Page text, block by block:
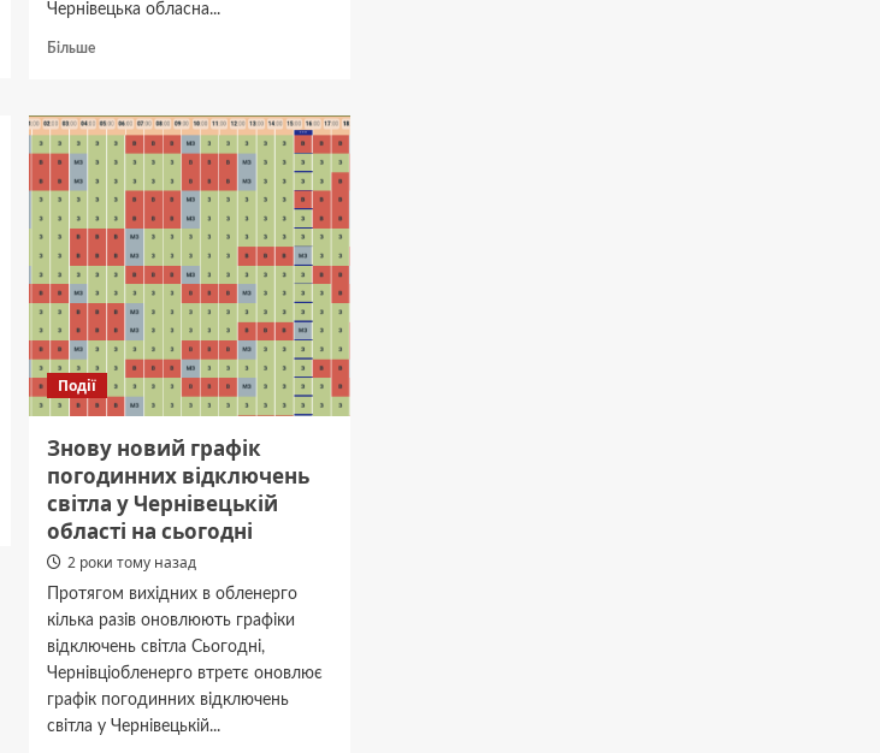
Чернівецька обласна...
БільшеДокладніше
зараз
я
тут,
та
про
війну
думаю
постійно”:
історія
захисника,
який
після
поранення
на
служить
в
Чернівцях
Події
Знову новий графік
погодинних відключень
світла у Чернівецькій
області на сьогодні
2 роки тому назад
Протягом вихідних в обленерго
кілька разів оновлюють графіки
відключень світла Сьогодні,
Чернівціобленерго втретє оновлює
графік погодинних відключень
світла у Чернівецькій...